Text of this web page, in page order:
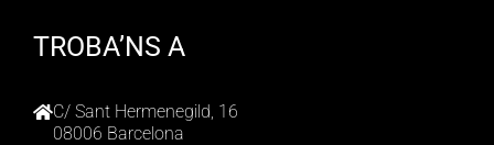
TROBA’NS A
C/ Sant Hermenegild, 16
08006 Barcelona